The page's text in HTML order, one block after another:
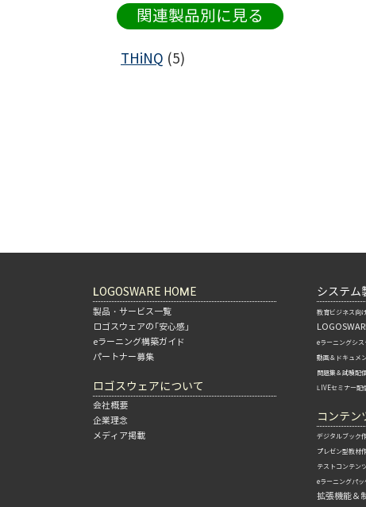
関連製品別に見る
THiNQ (5)
LOGOSWARE HOME
製品・サービス一覧
ロゴスウェアの「安心感」
eラーニング構築ガイド
パートナー募集
ロゴスウェアについて
会社概要
企業理念
メディア掲載
システム
教育ビジネス向
eラーニングシス
動画＆ドキュメ
問題集＆試験配
LIVEセミナー配
コンテン
デジタルブック
プレゼン型教材
テストコンテン
eラーニングパッ
拡張機能＆